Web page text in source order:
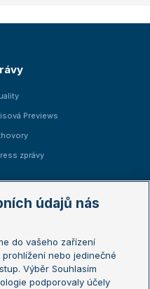
Previews
zprávy
Open
Open
údajů nás
do vašeho zařízení
nebo jedinečné
Výběr Souhlasím
podporovaly účely